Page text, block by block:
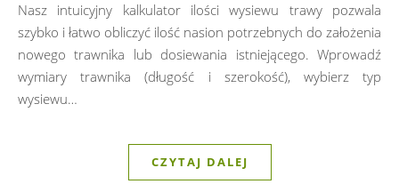
Nasz intuicyjny kalkulator ilości wysiewu trawy pozwala
szybko i łatwo obliczyć ilość nasion potrzebnych do założenia
nowego trawnika lub dosiewania istniejącego. Wprowadź
wymiary trawnika (długość i szerokość), wybierz typ
wysiewu…
CZYTAJ DALEJ